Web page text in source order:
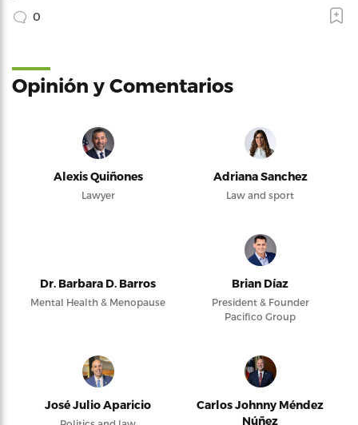
0
Opinión y Comentarios
Alexis Quiñones
Lawyer
Adriana Sanchez
Law and sport
Dr. Barbara D. Barros
Mental Health & Menopause
Brian Díaz
President & Founder
Pacifico Group
José Julio Aparicio
Carlos Johnny Méndez
Núñez